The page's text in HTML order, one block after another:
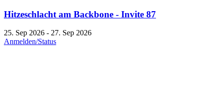
Hitzeschlacht am Backbone - Invite 87
25. Sep 2026 - 27. Sep 2026
Anmelden/Status